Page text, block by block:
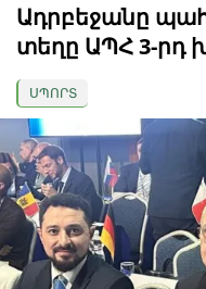
Ադրբեջանը
տեղը ԱՊՀ 3-րդ
ՍՊՈՐՏ